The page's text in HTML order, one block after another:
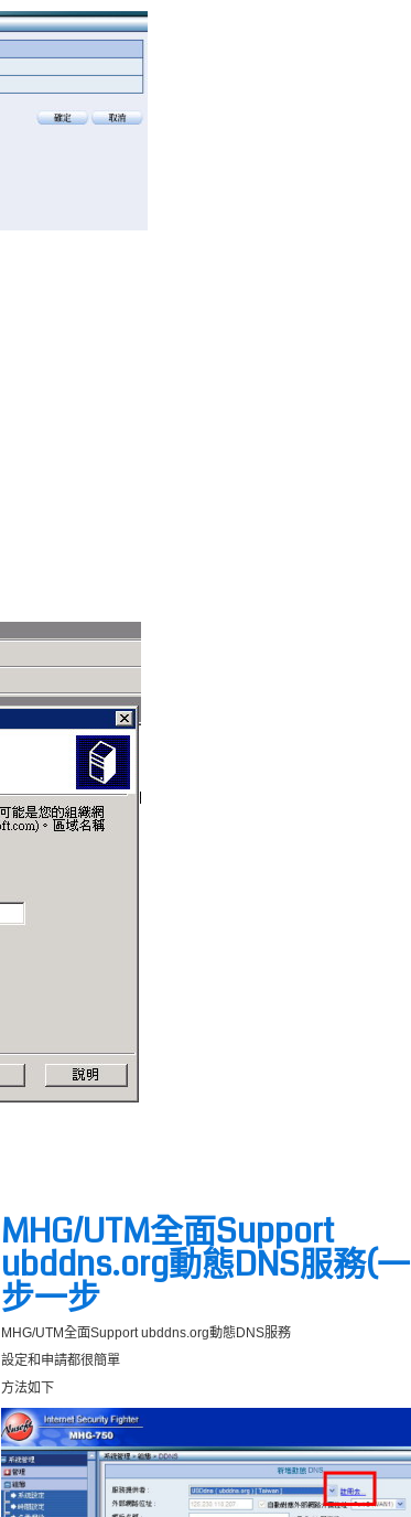
MHG/UTM全面Support
ubddns.org動態DNS服務(一
步一步
MHG/UTM全面Support ubddns.org動態DNS服務
設定和申請都很簡單
方法如下